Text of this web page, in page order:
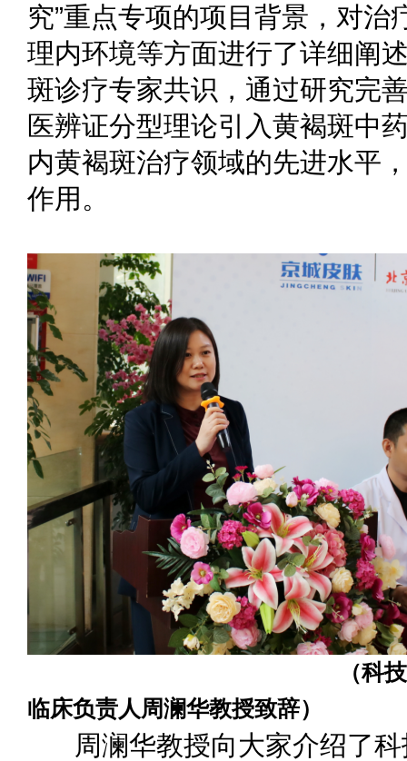
究”重点专项的项目背景，对
理内环境等方面进行了详细阐
斑诊疗专家共识，通过研究完
医辨证分型理论引入黄褐斑中
内黄褐斑治疗领域的先进水平
作用。
（科技部中医药现
临床负责人周澜华教授致辞）
周澜华教授向大家介绍了科